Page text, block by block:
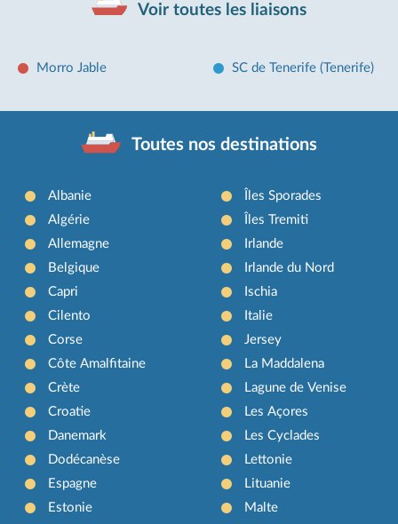
Voir toutes les liaisons
Morro Jable SC de Tenerife (Tenerife)
Toutes nos destinations
Albanie
Algérie
Allemagne
Belgique
Capri
Cilento
Corse
Côte Amalfitaine
Crète
Croatie
Danemark
Dodécanèse
Espagne
Estonie
Îles Sporades
Îles Tremiti
Irlande
Irlande du Nord
Ischia
Italie
Jersey
La Maddalena
Lagune de Venise
Les Açores
Les Cyclades
Lettonie
Lituanie
Malte